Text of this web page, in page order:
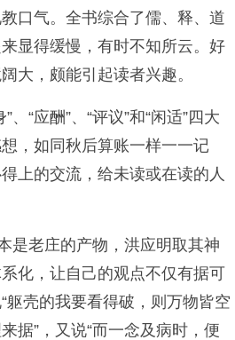
口气。全书综合了儒、释、道
显得缓慢，有时不知所云。好
大，颇能引起读者兴趣。
、“应酬”、“评议”和“闲适”四大
，如同秋后算账一样一一记
上的交流，给未读或在读的人
是老庄的产物，洪应明取其神
化，让自己的观点不仅有据可
躯壳的我要看得破，则万物皆空
据”，又说“而一念及病时，便